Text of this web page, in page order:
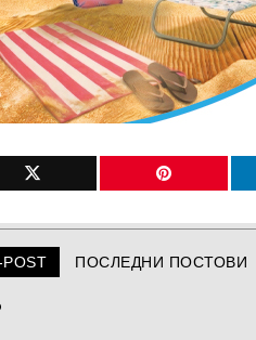
POST ПОСЛЕДНИ ПОСТОВИ